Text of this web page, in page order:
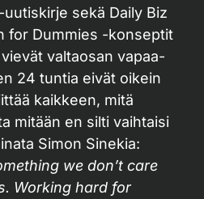
sekä Daily Biz
for Dummies -konseptit
valtaosan vapaa-
24 tuntia eivät oikein
kaikkeen, mitä
mitään en silti vaihtaisi
Simon Sinekia:
we don’t care
Working hard for